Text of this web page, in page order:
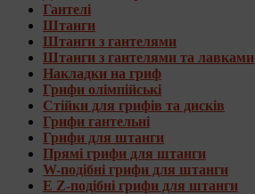
Гантелі
Штанги
Штанги з гантелями
Штанги з гантелями та лавками
Накладки на гриф
Грифи олімпійські
Стійки для грифів та дисків
Грифи гантельні
Грифи для штанги
Прямі грифи для штанги
W-подібні грифи для штанги
E Z-подібні грифи для штанги